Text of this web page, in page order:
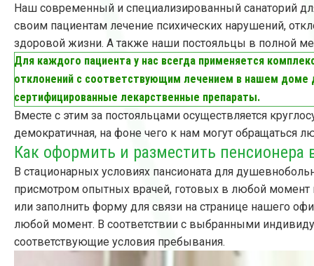
Наш современный и специализированный санаторий
своим пациентам лечение психических нарушений,
здоровой жизни. А также наши постояльцы в полной
Для каждого пациента у нас всегда применяется
отклонений с соответствующим лечением в нашем доме
сертифицированные лекарственные препараты.
Вместе с этим за постояльцами осуществляется
демократичная, на фоне чего к нам могут обращаться
Как оформить и разместить
В стационарных условиях пансионата для
присмотром опытных врачей, готовых в любой момент
или заполнить форму для связи на странице нашего
любой момент. В соответствии с выбранными
соответствующие условия пребывания.